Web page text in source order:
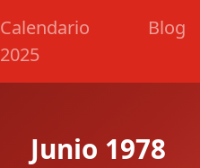
Calendario
2025
Blog
Junio 1978